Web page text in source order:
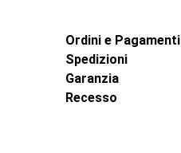
Ordini e Pagamenti
Spedizioni
Garanzia
Recesso